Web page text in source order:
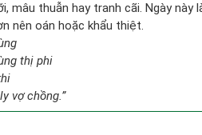
mâu thuẫn hay tranh cãi. Ngày này
nên oán hoặc khẩu thiệt.
thị phi
vợ chồng.”